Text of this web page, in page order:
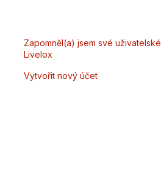
Zapomněl(a) jsem své
Livelox
Vytvořit nový účet